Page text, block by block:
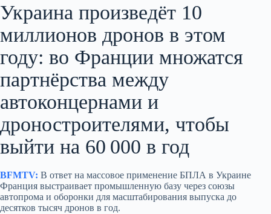
Украина произведёт 10
миллионов дронов в этом
году: во Франции множатся
партнёрства между
автоконцернами и
дроностроителями, чтобы
выйти на 60 000 в год
BFMTV: В ответ на массовое применение БПЛА в Украине
Франция выстраивает промышленную базу через союзы
автопрома и оборонки для масштабирования выпуска до
десятков тысяч дронов в год.